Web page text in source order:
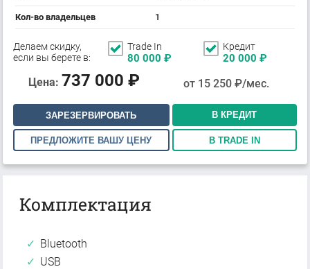
Кол-во владельцев 1
Делаем скидку,
если вы берете в:
Trade In
80 000 ₽
Кредит
20 000 ₽
Цена: 737 000 ₽ от 15 250₽/мес.
ЗАРЕЗЕРВИРОВАТЬ В КРЕДИТ
ПРЕДЛОЖИТЕ ВАШУ ЦЕНУ В TRADE IN
Комплектация
Bluetooth
USB